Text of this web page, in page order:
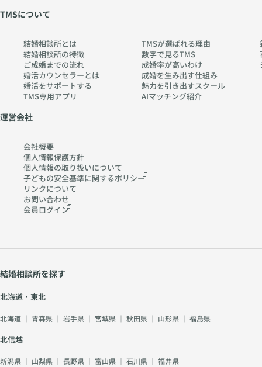
TMSについて
結婚相談所とは
結婚相談所の特徴
ご成婚までの流れ
婚活カウンセラーとは
婚活をサポートする
TMS専用アプリ
TMSが選ばれる理由
数字で見るTMS
成婚率が高いわけ
成婚を生み出す仕組み
魅力を引き出すスクール
AIマッチング紹介
運営会社
会社概要
個人情報保護方針
個人情報の取り扱いについて
子どもの安全基準に関するポリシー
リンクについて
お問い合わせ
会員ログイン
結婚相談所を探す
北海道・東北
北海道 ｜ 青森県 ｜ 岩手県 ｜ 宮城県 ｜ 秋田県 ｜ 山形県 ｜ 福島県
北信越
新潟県 ｜ 山梨県 ｜ 長野県 ｜ 富山県 ｜ 石川県 ｜ 福井県